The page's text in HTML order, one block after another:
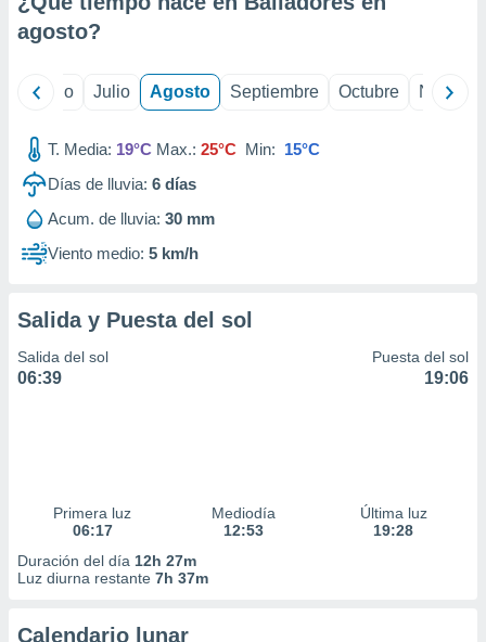
e
publicidad
publicidad
de
agosto?
Junio Julio Agosto Septiembre Octubre
T. Media: 19°C Max.: 25°C Min: 15°C
Días de lluvia: 6 días
Acum. de lluvia: 30 mm
Viento medio: 5 km/h
Salida y Puesta del sol
Salida del sol
06:39
Puesta del sol
19:06
Primera luz
06:17
Mediodía
12:53
Última luz
19:28
Duración del día 12h 27m
Luz diurna restante 7h 37m
Calendario lunar